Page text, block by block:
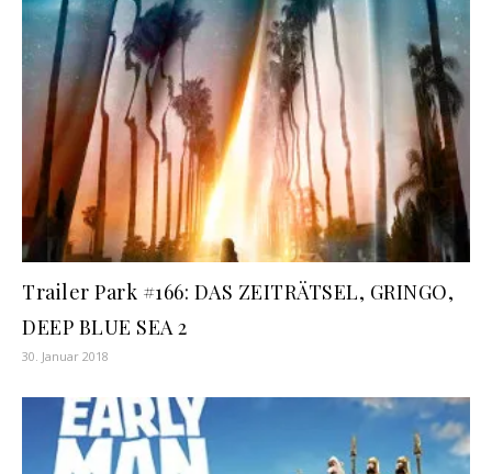
Trailer Park #166: DAS ZEITRÄTSEL, GRINGO,
DEEP BLUE SEA 2
30. Januar 2018